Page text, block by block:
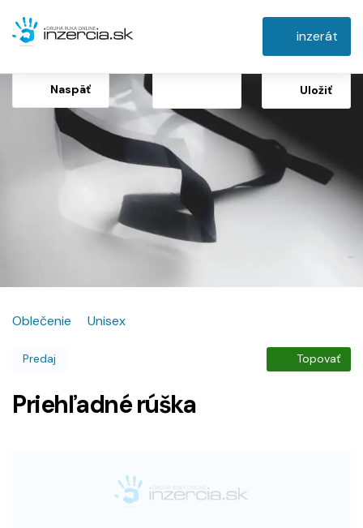
inzerát
Naspäť Uložiť
Oblečenie Unisex
Predaj Topovať
Priehľadné rúška